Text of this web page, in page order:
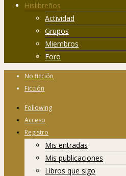
Hislibreños
Actividad
Grupos
Miembros
Foro
No ficción
Ficción
Following
Acceso
Registro
Mis entradas
Mis publicaciones
Libros que sigo